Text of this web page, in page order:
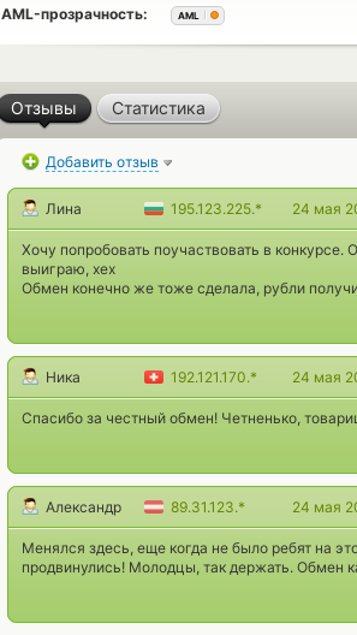
AML-прозрачность:
AML
Отзывы Статистика
Добавить отзыв
Лина 195.123.225.* 24 мая
Хочу попробовать поучаствовать в конкурсе.
выиграю, хех
Обмен конечно же тоже сделала, рубли
Ника 192.121.170.* 24 мая
Спасибо за честный обмен! Четненько,
Александр 89.31.123.* 24 мая
Менялся здесь, еще когда не было ребят на
продвинулись! Молодцы, так держать. Обмен